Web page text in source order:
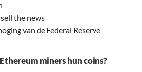
the news
van de Federal Reserve
miners hun coins?